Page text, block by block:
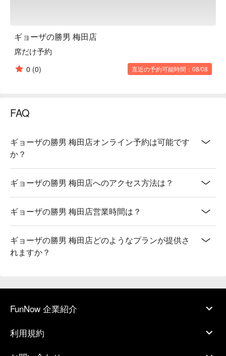
ギョーザの勝男 梅田店
席だけ予約
0 (0) 直近の予約可能時間：08/08
FAQ
ギョーザの勝男 梅田店オンライン予約は可能です
か？
ギョーザの勝男 梅田店へのアクセス方法は？
ギョーザの勝男 梅田店営業時間は？
ギョーザの勝男 梅田店どのようなプランが提供さ
れますか？
FunNow 企業紹介
利用規約